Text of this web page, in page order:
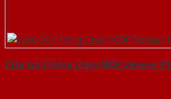
Cửa Gỗ Chống Cháy MDF Veneer